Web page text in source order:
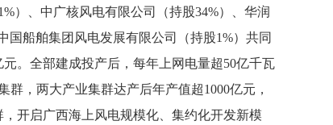
）、中广核风电有限公司（持股34%）、华润
国船舶集团风电发展有限公司（持股1%）共同
。全部建成投产后，每年上网电量超50亿千瓦
，两大产业集群达产后年产值超1000亿元，
开启广西海上风电规模化、集约化开发新模